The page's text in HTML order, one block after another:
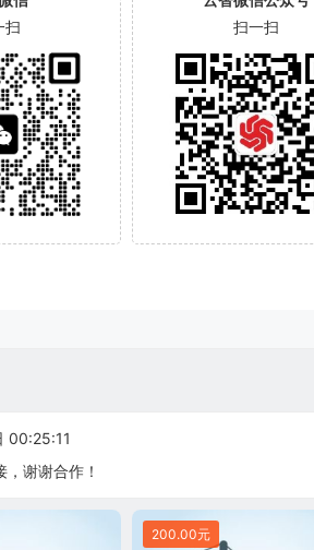
扫
扫一扫
00:25:11
谢谢合作！
200.00元